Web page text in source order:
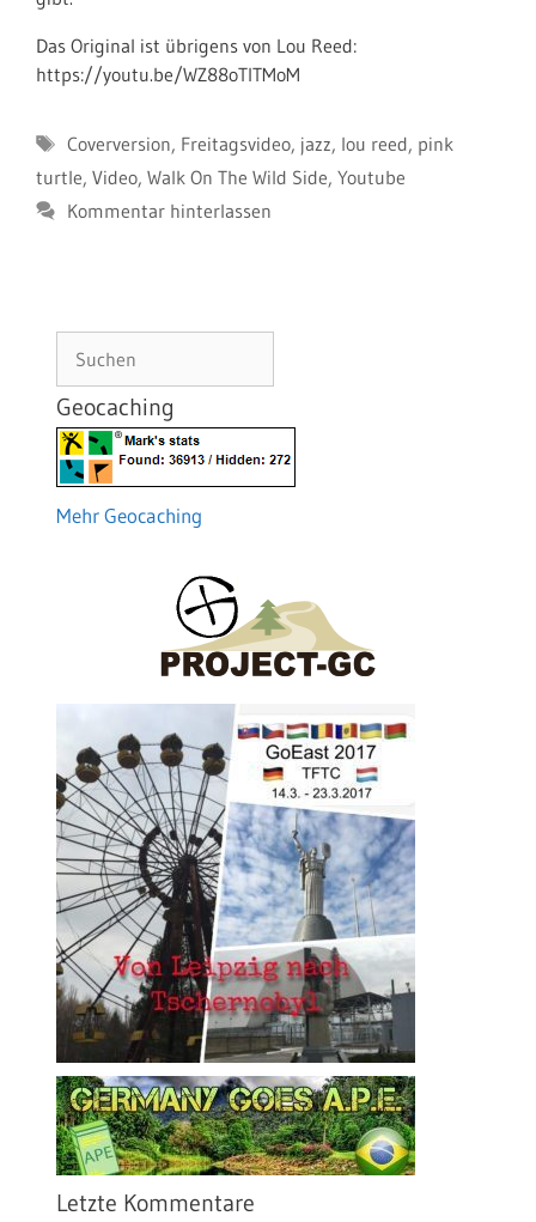
Das Original ist übrigens von Lou Reed:
https://youtu.be/WZ88oTITMoM
Schlagwörter
Coverversion, Freitagsvideo, jazz, lou reed, pink
turtle, Video, Walk On The Wild Side, Youtube
Kommentar hinterlassen
Geocaching
Mehr Geocaching
Letzte Kommentare